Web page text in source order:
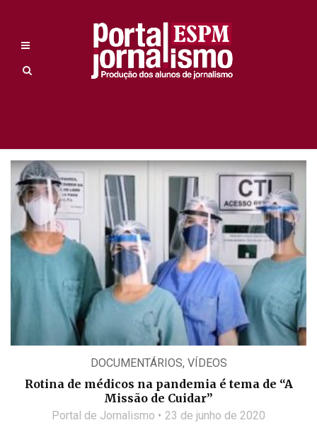
DOCUMENTÁRIOS, VÍDEOS
Rotina de médicos na pandemia é tema de “A
Missão de Cuidar”
Portal de Jornalismo 23 de junho de 2020